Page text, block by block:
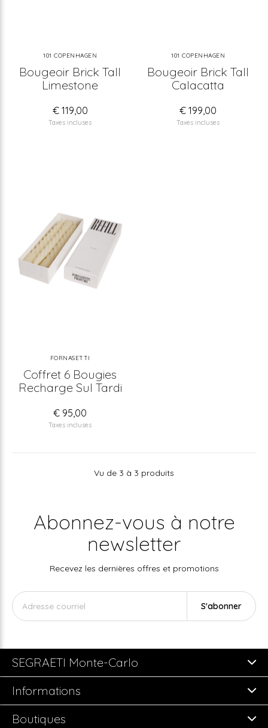
101 COPENHAGEN
Bougeoir Brick Tall
Limestone
€ 119,00
Taxes incluses
101 COPENHAGEN
Bougeoir Brick Tall
Calacatta
€ 199,00
Taxes incluses
FORNASETTI
Coffret 6 Bougies
Recharge Sul Tardi
€ 95,00
Taxes incluses
Vu de 3 à 3 produits
Abonnez-vous à notre
newsletter
Recevez les dernières offres et promotions
S'abonner
SEGRAETI Monte-Carlo
Informations
Boutiques